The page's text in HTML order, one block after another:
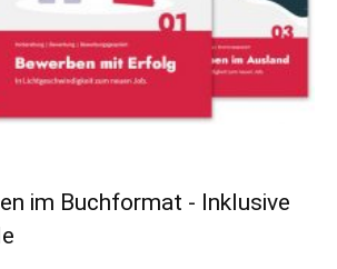
im Buchformat - Inklusive